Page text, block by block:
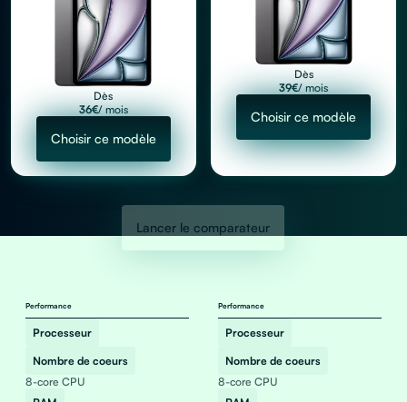
Dès
36€/ mois
Choisir ce modèle
Lancer le comparateur
Dès
39€/ mois
Choisir ce modèle
Performance
Processeur
Nombre de coeurs
8-core CPU
Performance
Processeur
Nombre de coeurs
8-core CPU